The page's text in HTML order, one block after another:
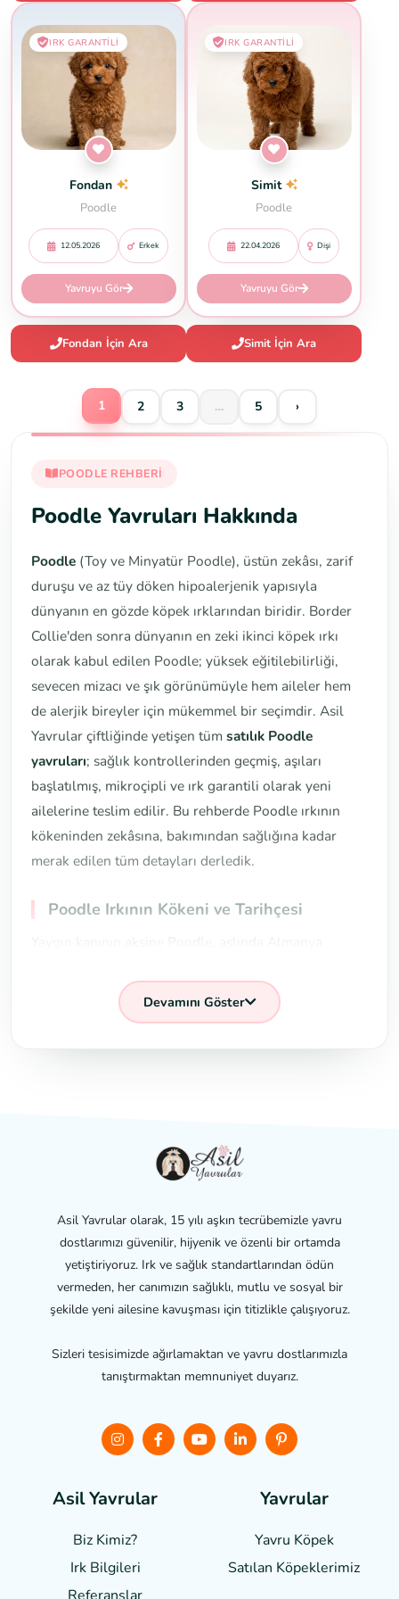
IRK GARANTILI
Fondan
Poodle
12.05.2026 Erkek
Yavruyu Gör
Fondan İçin Ara
IRK GARANTILI
Simit
Poodle
22.04.2026 Dişi
Yavruyu Gör
Simit İçin Ara
1 2 3 … 5 ›
POODLE REHBERI
Poodle Yavruları Hakkında
Poodle (Toy ve Minyatür Poodle), üstün zekâsı, zarif
duruşu ve az tüy döken hipoalerjenik yapısıyla
dünyanın en gözde köpek ırklarından biridir. Border
Collie'den sonra dünyanın en zeki ikinci köpek ırkı
olarak kabul edilen Poodle; yüksek eğitilebilirliği,
sevecen mizacı ve şık görünümüyle hem aileler hem
de alerjik bireyler için mükemmel bir seçimdir. Asil
Yavrular çiftliğinde yetişen tüm satılık Poodle
yavruları; sağlık kontrollerinden geçmiş, aşıları
başlatılmış, mikroçipli ve ırk garantili olarak yeni
ailelerine teslim edilir. Bu rehberde Poodle ırkının
kökeninden zekâsına, bakımından sağlığına kadar
merak edilen tüm detayları derledik.
Poodle Irkının Kökeni ve Tarihçesi
birikintisinde şapırdamak" anlamına gelen "pudel"
kelimesinden gelir. Başlangıçta sularda avlanan
Zamanla Fransa'da büyük popülerlik kazanan ırk,
aristokrasinin gözdesi olmuştur. Standart, Minyatür ve
Toy olmak üzere üç boyutta gelişen Poodle, bugün
hem gösteri ringlerinin hem de ailelerin en çok tercih
ettiği ırklardan biridir.
Poodle Karakteri ve Üstün Zekâsı
Poodle, itaat ve çalışma zekâsı testlerinde dünyada en
zaman birkaç tekrarda öğrenir ve öğrendiklerini uzun
derece keyifli bir dost yaparken, aynı zamanda zihinsel
Poodle, enerjisini istenmeyen davranışlara
yöneltebilir.
Devamını Göster
Asil Yavrular olarak, 15 yılı aşkın tecrübemizle yavru
dostlarımızı güvenilir, hijyenik ve özenli bir ortamda
yetiştiriyoruz. Irk ve sağlık standartlarından ödün
vermeden, her canımızın sağlıklı, mutlu ve sosyal bir
şekilde yeni ailesine kavuşması için titizlikle çalışıyoruz.
Sizleri tesisimizde ağırlamaktan ve yavru dostlarımızla
tanıştırmaktan memnuniyet duyarız.
Asil Yavrular
Biz Kimiz?
Irk Bilgileri
Yavrular
Yavru Köpek
Satılan Köpeklerimiz